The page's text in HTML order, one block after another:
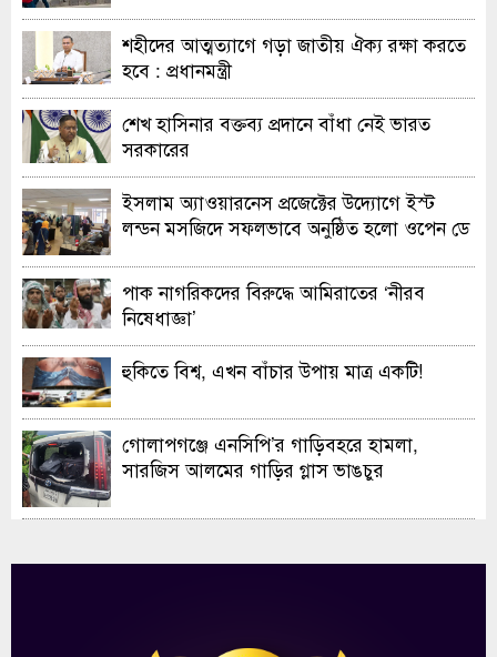
শহীদের আত্মত্যাগে গড়া জাতীয় ঐক্য রক্ষা করতে
হবে : প্রধানমন্ত্রী
শেখ হাসিনার বক্তব্য প্রদানে বাঁধা নেই ভারত
সরকারের
ইসলাম অ্যাওয়ারনেস প্রজেক্টের উদ্যোগে ইস্ট
লন্ডন মসজিদে সফলভাবে অনুষ্ঠিত হলো ওপেন ডে
পাক নাগরিকদের বিরুদ্ধে আমিরাতের ‘নীরব
নিষেধাজ্ঞা’
হুকিতে বিশ্ব, এখন বাঁচার উপায় মাত্র একটি!
গোলাপগঞ্জে এনসিপি’র গাড়িবহরে হামলা,
সারজিস আলমের গাড়ির গ্লাস ভাঙচুর